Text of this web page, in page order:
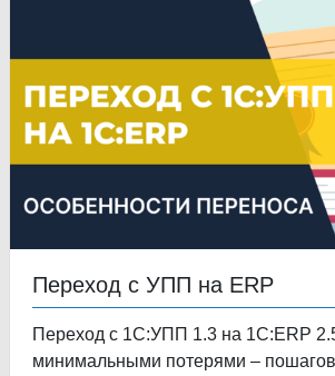
Переход с УПП на ERP
Переход с 1С:УПП 1.3 на 1С:ERP
минимальными потерями –